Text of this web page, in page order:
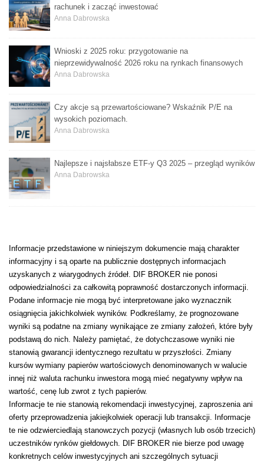
rachunek i zacząć inwestować
Anna Dabrowska
Wnioski z 2025 roku: przygotowanie na
nieprzewidywalność 2026 roku na rynkach finansowych
Anna Dabrowska
Czy akcje są przewartościowane? Wskaźnik P/E na
wysokich poziomach.
Anna Dabrowska
Najlepsze i najsłabsze ETF-y Q3 2025 – przegląd wyników
Anna Dabrowska
Informacje przedstawione w niniejszym dokumencie mają charakter
informacyjny i są oparte na publicznie dostępnych informacjach
uzyskanych z wiarygodnych źródeł. DIF BROKER nie ponosi
odpowiedzialności za całkowitą poprawność dostarczonych informacji.
Podane informacje nie mogą być interpretowane jako wyznacznik
osiągnięcia jakichkolwiek wyników. Podkreślamy, że prognozowane
wyniki są podatne na zmiany wynikające ze zmiany założeń, które były
podstawą do nich. Należy pamiętać, że dotychczasowe wyniki nie
stanowią gwarancji identycznego rezultatu w przyszłości. Zmiany
kursów wymiany papierów wartościowych denominowanych w walucie
innej niż waluta rachunku inwestora mogą mieć negatywny wpływ na
wartość, cenę lub zwrot z tych papierów.
Informacje te nie stanowią rekomendacji inwestycyjnej, zaproszenia ani
oferty przeprowadzenia jakiejkolwiek operacji lub transakcji. Informacje
te nie odzwierciedlają stanowczych pozycji (własnych lub osób trzecich)
uczestników rynków giełdowych. DIF BROKER nie bierze pod uwagę
konkretnych celów inwestycyjnych ani szczególnych sytuacji